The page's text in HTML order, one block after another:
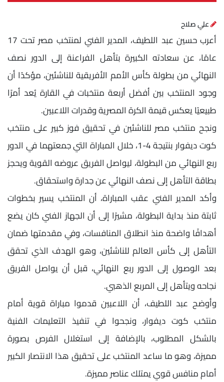
علي صلاح
أعرب حسين عبد اللطيف، المدير الفني لمنتخب مصر تحت 17
عامًا، عن سعادته الكبيرة بتأهل الفراعنة إلى الدور نصف
النهائي من بطولة كأس الأمم الأفريقية للناشئين، مؤكدًا أن
وجود المنتخب بين أفضل أربعة منتخبات في القارة يُعد أمرًا
طبيعيًا يعكس قيمة الكرة المصرية وقدرات اللاعبين.
ونجح منتخب مصر للناشئين في تحقيق فوز كبير على منتخب
كوت ديفوار بنتيجة 4-1، خلال المباراة التي جمعتهما في الدور
ربع النهائي من البطولة، ليواصل الفريق عروضه القوية ويحجز
بطاقة التأهل إلى نصف النهائي عن جدارة واستحقاق.
وأكد المدير الفني عقب المباراة، أن المنتخب يسير بخطوات
ثابتة منذ بداية البطولة، مشيرًا إلى أن الجهاز الفني كان يضع
أهدافًا واضحة منذ انطلاق المنافسات، وفي مقدمتها ضمان
التأهل إلى كأس العالم للناشئين، وهو الهدف الذي تحقق
بعد الوصول إلى الدور ربع النهائي، قبل أن يواصل الفريق
نجاحه ويتأهل إلى المربع الذهبي.
وأوضح عبد اللطيف، أن اللاعبين قدموا مباراة قوية أمام
منتخب كوت ديفوار، ونجحوا في تنفيذ التعليمات الفنية
بالشكل المطلوب، بالإضافة إلى استغلال الفرص بصورة
مميزة، وهو ما ساعد المنتخب على تحقيق هذا الانتصار الكبير
أمام منافس قوي يمتلك عناصر مميزة.